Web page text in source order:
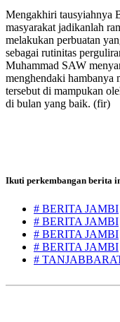
Mengakhiri tausyiahnya
masyarakat jadikanlah
melakukan perbuatan
sebagai rutinitas
Muhammad SAW
menghendaki hambanya
tersebut di mampukan
di bulan yang baik. (fir)
Ikuti perkembangan berita
# BERITA JAMBI
# BERITA JAMBI
# BERITA JAMBI
# BERITA JAMBI
#